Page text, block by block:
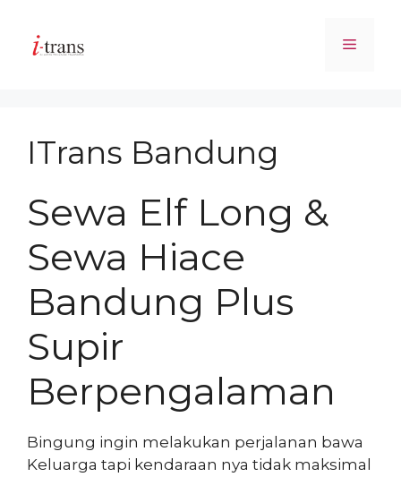
content
Menu
ITrans Bandung
Sewa Elf Long &
Sewa Hiace
Bandung Plus
Supir
Berpengalaman
Bingung ingin melakukan perjalanan bawa
Keluarga tapi kendaraan nya tidak maksimal